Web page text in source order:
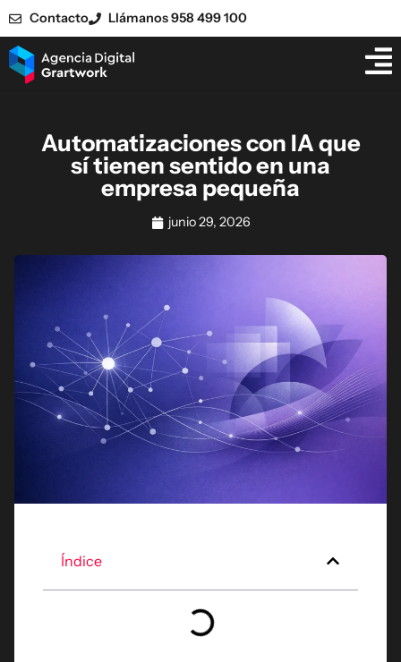
Contacto Llámanos 958 499 100
Automatizaciones con IA que
sí tienen sentido en una
empresa pequeña
junio 29, 2026
Índice